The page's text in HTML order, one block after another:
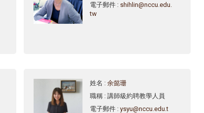
電子郵件 : shihlin@nccu.edu.
tw
姓名 : 余懿珊
職稱 : 講師級約聘教學人員
電子郵件 : ysyu@nccu.edu.t